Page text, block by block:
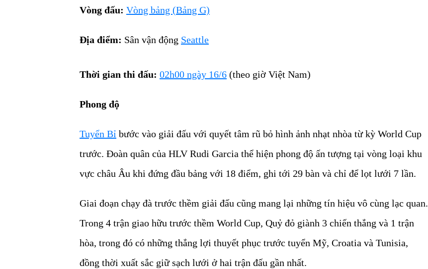
Vòng đấu: Vòng bảng (Bảng G)
Địa điểm: Sân vận động Seattle
Thời gian thi đấu: 02h00 ngày 16/6 (theo giờ Việt Nam)
Phong độ
Tuyển Bỉ bước vào giải đấu với quyết tâm rũ bỏ hình ảnh nhạt nhòa từ kỳ World Cup
trước. Đoàn quân của HLV Rudi Garcia thể hiện phong độ ấn tượng tại vòng loại khu
vực châu Âu khi đứng đầu bảng với 18 điểm, ghi tới 29 bàn và chỉ để lọt lưới 7 lần.
Giai đoạn chạy đà trước thềm giải đấu cũng mang lại những tín hiệu vô cùng lạc quan.
Trong 4 trận giao hữu trước thềm World Cup, Quỷ đỏ giành 3 chiến thắng và 1 trận
hòa, trong đó có những thắng lợi thuyết phục trước tuyển Mỹ, Croatia và Tunisia,
đồng thời xuất sắc giữ sạch lưới ở hai trận đấu gần nhất.